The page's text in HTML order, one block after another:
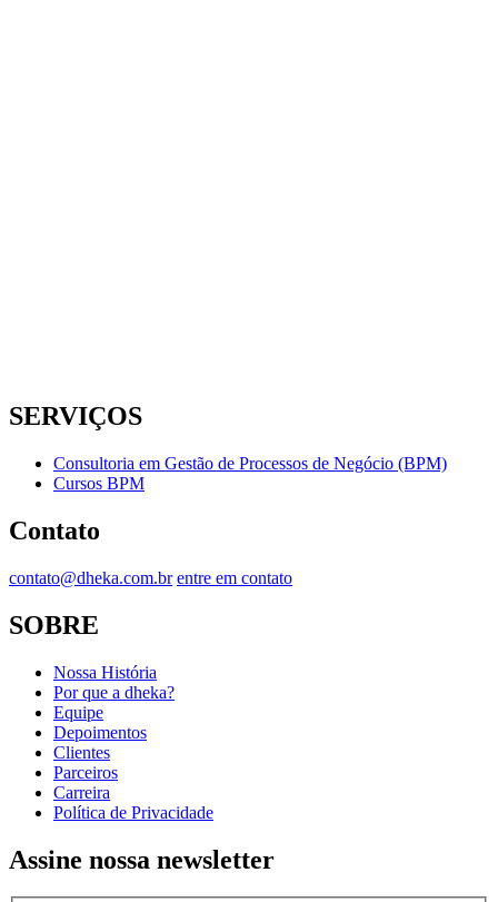
SERVIÇOS
Consultoria em Gestão de Processos de Negócio (BPM)
Cursos BPM
Contato
contato@dheka.com.br entre em contato
SOBRE
Nossa História
Por que a dheka?
Equipe
Depoimentos
Clientes
Parceiros
Carreira
Política de Privacidade
Assine nossa newsletter